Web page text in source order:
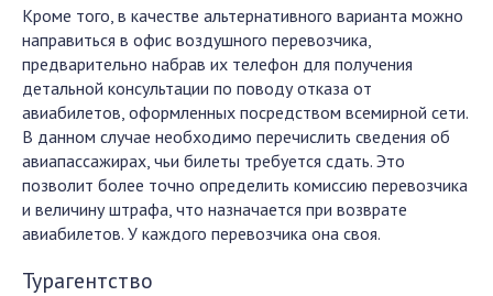
Кроме того, в качестве альтернативного варианта можно
направиться в офис воздушного перевозчика,
предварительно набрав их телефон для получения
детальной консультации по поводу отказа от
авиабилетов, оформленных посредством всемирной сети.
В данном случае необходимо перечислить сведения об
авиапассажирах, чьи билеты требуется сдать. Это
позволит более точно определить комиссию перевозчика
и величину штрафа, что назначается при возврате
авиабилетов. У каждого перевозчика она своя.
Турагентство